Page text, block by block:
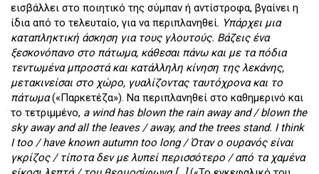
εισβάλλει στο ποιητικό της σύμπαν ή αντίστροφα, βγαίνει η
ίδια από το τελευταίο, για να περιπλανηθεί. Υπάρχει μια
καταπληκτική άσκηση για τους γλουτούς. Βάζεις ένα
ξεσκονόπανο στο πάτωμα, κάθεσαι πάνω και με τα πόδια
τεντωμένα μπροστά και κατάλληλη κίνηση της λεκάνης,
μετακινείσαι στο χώρο, γυαλίζοντας ταυτόχρονα και το
πάτωμα(«Παρκετέζα»). Να περιπλανηθεί στο καθημερινό και
το τετριμμένο, a wind has blown the rain away and / blown the
sky away and all the leaves / away, and the trees stand. I think
I too /have known autumn too long/ Όταν ο ουρανός είναι
γκρίζος / τίποτα δεν με λυπεί περισσότερο / από τα χαμένα